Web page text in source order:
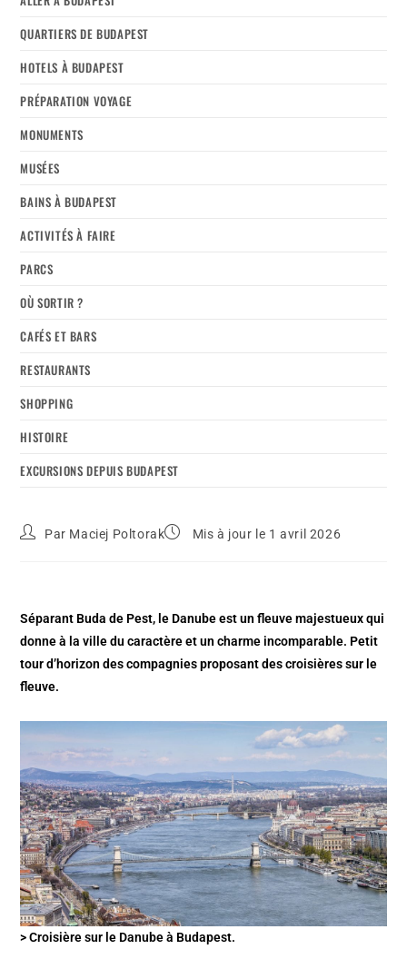
QUARTIERS DE BUDAPEST
HOTELS À BUDAPEST
PRÉPARATION VOYAGE
MONUMENTS
MUSÉES
BAINS À BUDAPEST
ACTIVITÉS À FAIRE
PARCS
OÙ SORTIR ?
CAFÉS ET BARS
RESTAURANTS
SHOPPING
HISTOIRE
EXCURSIONS DEPUIS BUDAPEST
Par Maciej Poltorak Mis à jour le 1 avril 2026
Séparant Buda de Pest, le Danube est un fleuve majestueux qui
donne à la ville du caractère et un charme incomparable. Petit
tour d’horizon des compagnies proposant des croisières sur le
fleuve.
> Croisière sur le Danube à Budapest.